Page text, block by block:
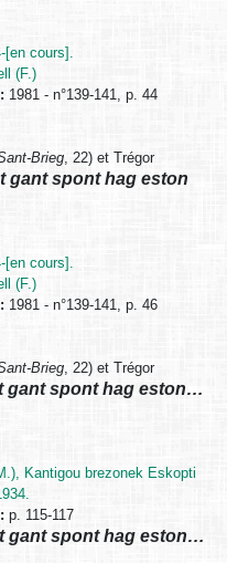
[en cours].
(F.)
1981 - n°139-141, p. 44
Brieg , 22) et Trégor
gant spont hag eston
[en cours].
(F.)
1981 - n°139-141, p. 46
Brieg , 22) et Trégor
gant spont hag eston…
Kantigou brezonek Eskopti
p. 115-117
gant spont hag eston…